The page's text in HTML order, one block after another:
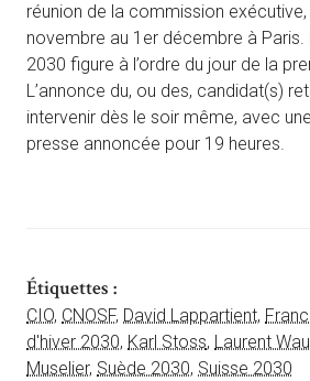
réunion de la commission
novembre au 1er décembre à Paris.
2030 figure à l’ordre du jour de la
L’annonce du, ou des, candidat(s)
intervenir dès le soir même, avec
presse annoncée pour 19 heures.
Étiquettes :
CIO, CNOSF, David Lappartient,
d'hiver 2030, Karl Stoss, Laurent
Muselier, Suède 2030, Suisse 2030